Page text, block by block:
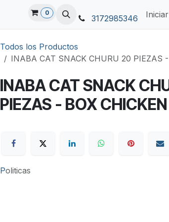
0
3172985346
Todos los Productos
INABA CAT SNACK CHURU 20 PIEZAS
INABA CAT SNACK
PIEZAS - BOX
Politicas